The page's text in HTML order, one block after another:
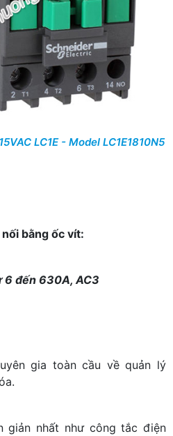
LC1E - Model LC1E1810N5
bằng ốc vít:
đến 630A, AC3
gia toàn cầu về quản lý
giản nhất như công tắc điện